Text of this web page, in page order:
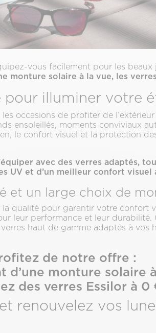
vous facilement pour les beaux
monture solaire à la vue, les
pour illuminer votre
les occasions de profiter de
ensoleillés, moments conviviaux
le confort visuel et la protection
avec des verres adaptés,
UV et d’un meilleur confort visuel
et un large choix de
qualité pour garantir votre confort
leur performance et leur
haut de gamme adaptés à vos
de notre offre :
d’une monture solaire
des verres Essilor à 0
renouvelez vos